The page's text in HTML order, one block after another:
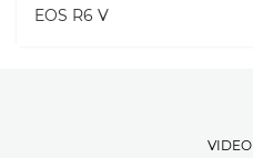
EOS R6 V
VIDEO